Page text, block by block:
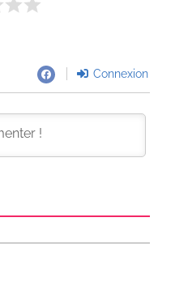
Connexion